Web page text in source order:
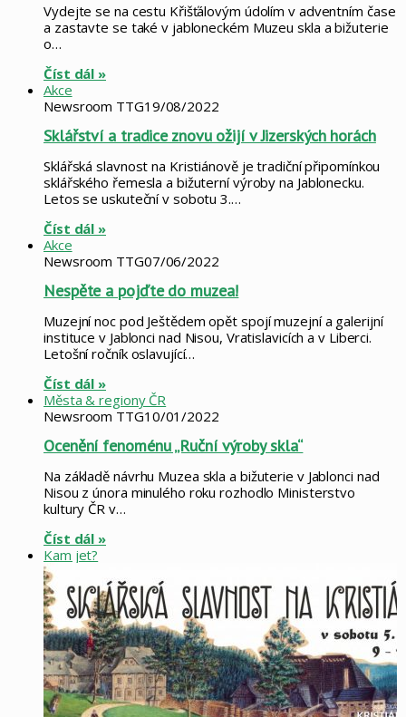
Vydejte se na cestu Křišťálovým údolím v adventním čase
a zastavte se také v jabloneckém Muzeu skla a bižuterie
o…
Číst dál »
Akce
Newsroom TTG19/08/2022
Sklářství a tradice znovu ožijí v Jizerských horách
Sklářská slavnost na Kristiánově je tradiční připomínkou
sklářského řemesla a bižuterní výroby na Jablonecku.
Letos se uskuteční v sobotu 3.…
Číst dál »
Akce
Newsroom TTG07/06/2022
Nespěte a pojďte do muzea!
Muzejní noc pod Ještědem opět spojí muzejní a galerijní
instituce v Jablonci nad Nisou, Vratislavicích a v Liberci.
Letošní ročník oslavující…
Číst dál »
Města & regiony ČR
Newsroom TTG10/01/2022
Ocenění fenoménu „Ruční výroby skla“
Na základě návrhu Muzea skla a bižuterie v Jablonci nad
Nisou z února minulého roku rozhodlo Ministerstvo
kultury ČR v…
Číst dál »
Kam jet?